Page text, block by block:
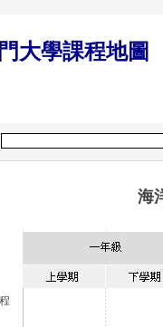
大學課程地圖
海